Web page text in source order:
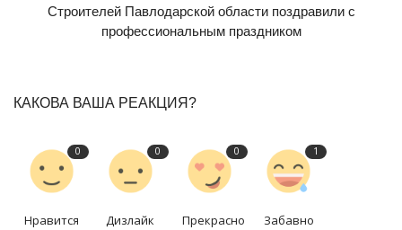
Строителей Павлодарской области поздравили с
профессиональным праздником
КАКОВА ВАША РЕАКЦИЯ?
0
Нравится
0
Дизлайк
0
Прекрасно
1
Забавно